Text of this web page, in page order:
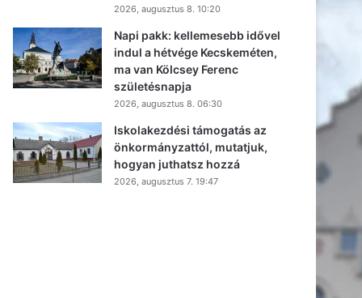
2026, augusztus 8. 10:20
Napi pakk: kellemesebb idővel
indul a hétvége Kecskeméten,
ma van Kölcsey Ferenc
születésnapja
2026, augusztus 8. 06:30
Iskolakezdési támogatás az
önkormányzattól, mutatjuk,
hogyan juthatsz hozzá
2026, augusztus 7. 19:47